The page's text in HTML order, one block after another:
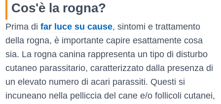
Cos'è la rogna?
Prima di far luce su cause, sintomi e trattamento
della rogna, è importante capire esattamente cosa
sia. La rogna canina rappresenta un tipo di disturbo
cutaneo parassitario, caratterizzato dalla presenza di
un elevato numero di acari parassiti. Questi si
incuneano nella pelliccia del cane e/o follicoli cutanei,